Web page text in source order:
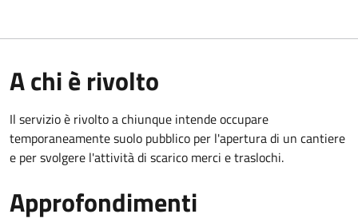
A chi è rivolto
Il servizio è rivolto a chiunque intende occupare
temporaneamente suolo pubblico per l'apertura di un cantiere
e per svolgere l'attività di scarico merci e traslochi.
Approfondimenti